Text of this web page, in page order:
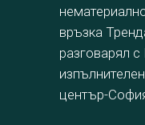
връзка
разговарял
център-